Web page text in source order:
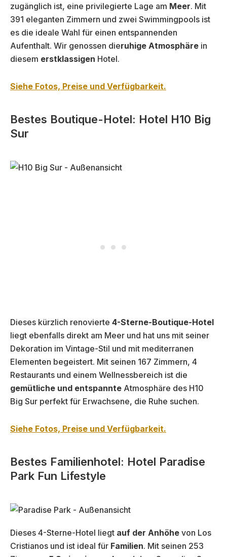
zugänglich ist, eine privilegierte Lage am Meer. Mit
391 eleganten Zimmern und zwei Swimmingpools ist
es die ideale Wahl für einen entspannenden
Aufenthalt. Wir genossen dieruhige Atmosphäre in
diesem erstklassigen Hotel.
Siehe Fotos, Preise und Verfügbarkeit.
Bestes Boutique-Hotel: Hotel H10 Big
Sur
Dieses kürzlich renovierte 4-Sterne-Boutique-Hotel
liegt ebenfalls direkt am Meer und hat uns mit seiner
Dekoration im Vintage-Stil und mit mediterranen
Elementen begeistert. Mit seinen 167 Zimmern, 4
Restaurants und einem Wellnessbereich ist die
gemütliche und entspannte Atmosphäre des H10
Big Sur perfekt für Erwachsene, die Ruhe suchen.
Siehe Fotos, Preise und Verfügbarkeit.
Bestes Familienhotel: Hotel Paradise
Park Fun Lifestyle
Dieses 4-Sterne-Hotel liegt auf der Anhöhe von Los
Cristianos und ist ideal für Familien. Mit seinen 253